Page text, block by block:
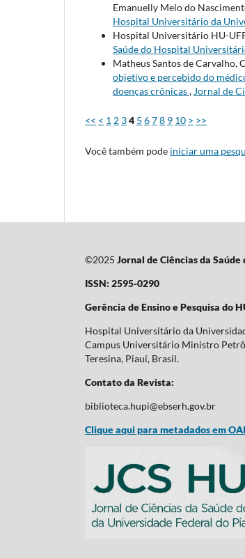
Emanuelly Melo do
Hospital Universitário da
Hospital Universitário HU-
Saúde do Hospital
Matheus Santos de Carvalho,
objetivo e percebido do
doenças crônicas, Jornal de
<< < 1 2 34 5 678 9 10 > >>
Você também pode iniciar uma
©2025 Jornal de Ciências da
ISSN: 2595-0290
Gerência de Ensino e Pesquisa do
Hospital Universitário da
Campus Universitário Ministro
Teresina, Piauí, Brasil.
Contato da Revista:
biblioteca.hupi@ebserh.gov.br
Clique aqui para metadados em